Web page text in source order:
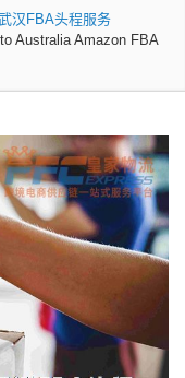
汉FBA头程服务
Australia Amazon FBA